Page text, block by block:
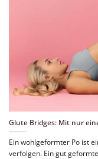
Glute Bridges: Mit nur
Ein wohlgeformter Po ist
verfolgen. Ein gut